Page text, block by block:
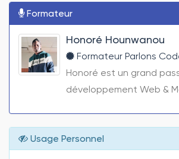
Formateur
Honoré Hounwanou
Formateur Parlons
Honoré est un grand
développement Web &
Usage Personnel